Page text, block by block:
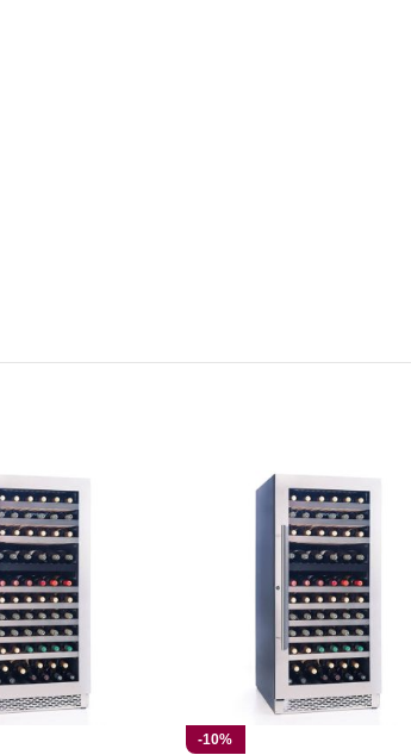
-10%